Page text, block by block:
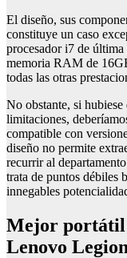
El diseño, sus
constituye un caso
procesador i7 de
memoria RAM de
todas las otras
No obstante, si
limitaciones,
compatible con
diseño no permite
recurrir al
trata de puntos débiles
innegables
Mejor portátil
Lenovo Legion